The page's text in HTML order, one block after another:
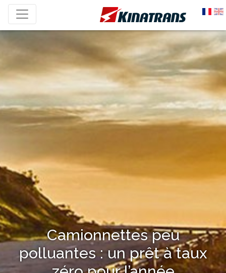
Camionnettes peu
polluantes : un prêt à taux